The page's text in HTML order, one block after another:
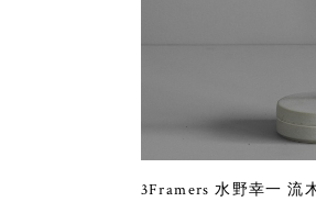
3Framers 水野幸一 流